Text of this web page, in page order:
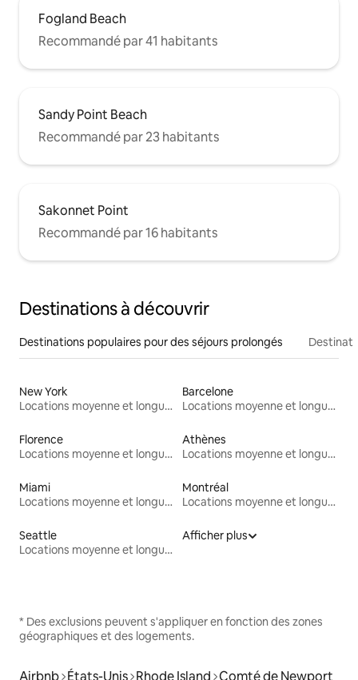
Fogland Beach
Recommandé par 41 habitants
Sandy Point Beach
Recommandé par 23 habitants
Sakonnet Point
Recommandé par 16 habitants
Destinations à découvrir
Destinations populaires pour des séjours prolongés
New York
Locations moyenne et longue durée
Barcelone
Locations moyenne et longue durée
Florence
Locations moyenne et longue durée
Athènes
Locations moyenne et longue durée
Miami
Locations moyenne et longue durée
Montréal
Locations moyenne et longue durée
Seattle
Locations moyenne et longue durée
Afficher plus
* Des exclusions peuvent s'appliquer en fonction des zones
géographiques et des logements.
Airbnb États-Unis Rhode Island Comté de Newport